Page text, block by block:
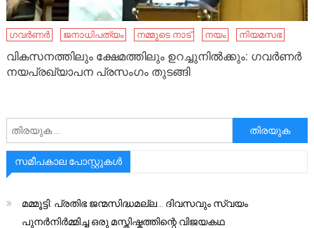
ഗവർണർ ജനാധിപത്യം നമ്മുടെ നാട്‌ നയം നി​യ​മസഭ
വികസനത്തിലും ക്ഷേമത്തിലും ഉറച്ചുനില്‍ക്കും: ഗവർണർ
നയപ്രഖ്യാപന പ്രസംഗം തുടങ്ങി
അനേഷിക്കുക
സമീപകാല പോസ്റ്റുകൾ
മമ്മൂട്ടി: പ്രതിഭ ജന്മസിദ്ധമല്ല… ദിവസവും സ്വയം
പുനർനിർമ്മിച്ച ഒരു മസ്തിഷ്കത്തിന്റെ വിജയകഥ